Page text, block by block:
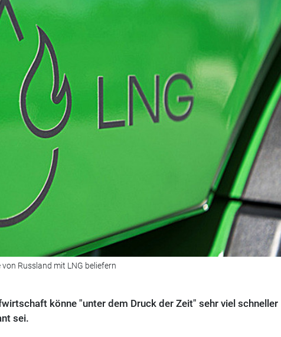
Russland mit LNG beliefern
könne "unter dem Druck der Zeit" sehr viel schneller
sei.